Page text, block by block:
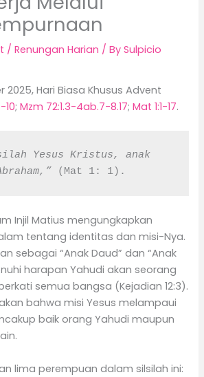
/Renungan Harian / BySulpicio
2025, Hari Biasa Khusus Advent
10;Mzm 72:1.3-4ab.7-8.17;Mat 1:1-17.
Yesus Kristus, anak
(Mat 1: 1).
Injil Matius mengungkapkan
tentang identitas dan misi-Nya.
sebagai “Anak Daud” dan “Anak
harapan Yahudi akan seorang
semua bangsa (Kejadian 12:3).
bahwa misi Yesus melampaui
baik orang Yahudi maupun
lima perempuan dalam silsilah ini: